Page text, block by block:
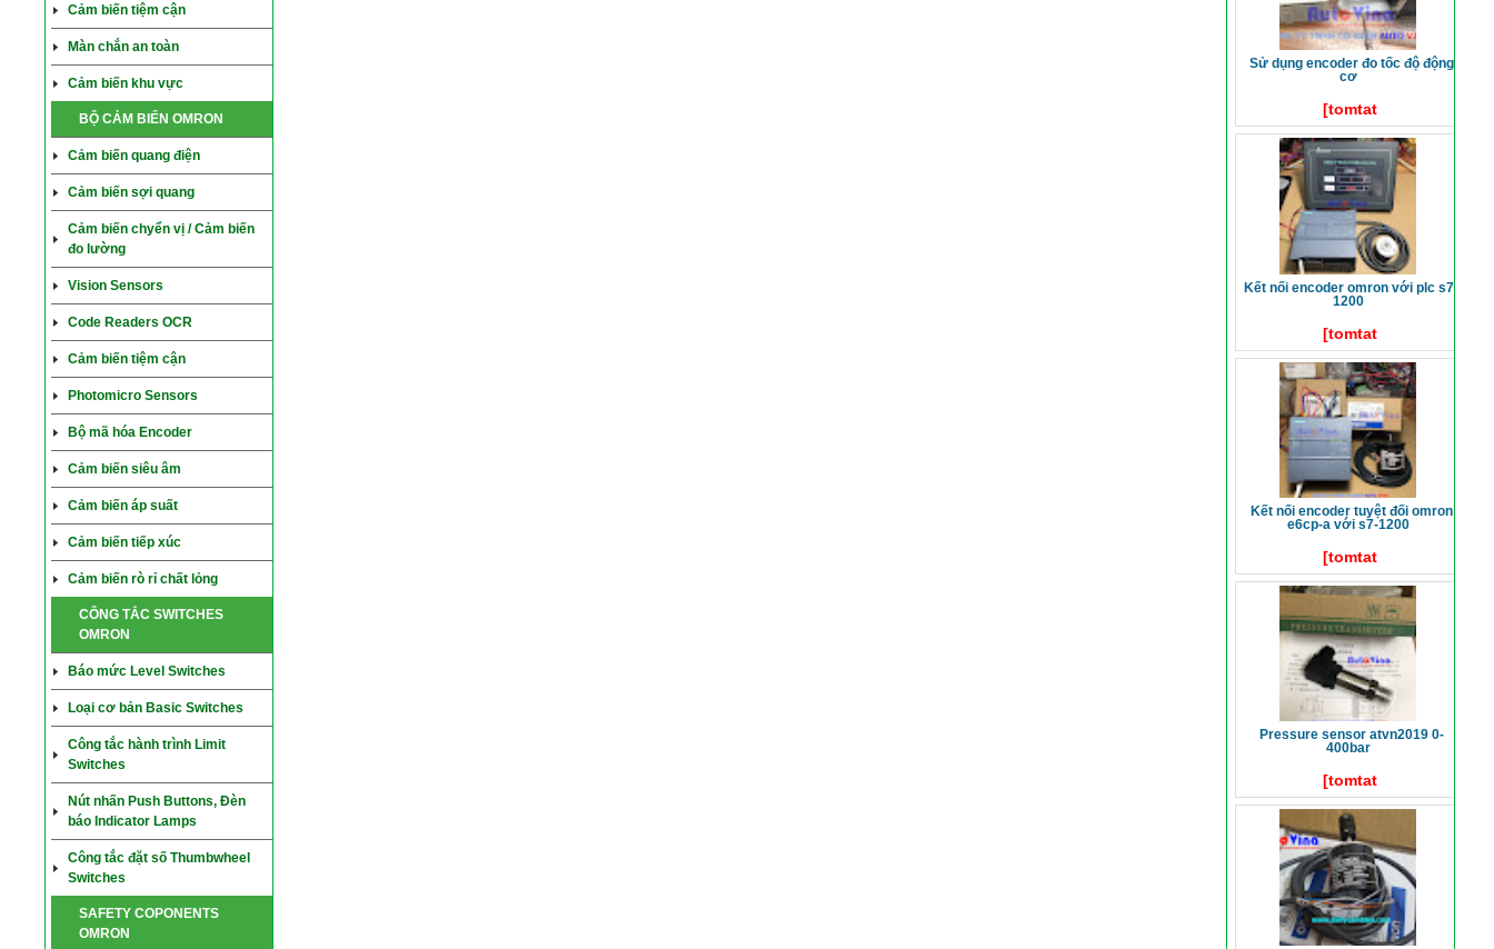
Cảm biến tiệm cận
Màn chắn an toàn
Cảm biến khu vực
BỘ CẢM BIẾN OMRON
Cảm biến quang điện
Cảm biến sợi quang
Cảm biến chyển vị / Cảm biến
đo lường
Vision Sensors
Code Readers OCR
Cảm biến tiệm cận
Photomicro Sensors
Bộ mã hóa Encoder
Cảm biến siêu âm
Cảm biến áp suất
Cảm biến tiếp xúc
Cảm biến rò rỉ chất lỏng
CÔNG TẮC SWITCHES
OMRON
Báo mức Level Switches
Loại cơ bản Basic Switches
Công tắc hành trình Limit
Switches
Nút nhấn Push Buttons, Đèn
báo Indicator Lamps
Công tắc đặt số Thumbwheel
Switches
SAFETY COPONENTS
OMRON
sử dụng encoder đo tốc độ động
cơ
[tomtat
kết nối encoder omron với plc s7-
1200
[tomtat
kết nối encoder tuyệt đối omron
e6cp-a với s7-1200
[tomtat
pressure sensor atvn2019 0-
400bar
[tomtat